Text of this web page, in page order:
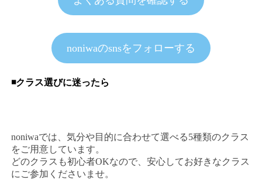
noniwaのsnsをフォローする
◾️クラス選びに迷ったら
noniwaでは、気分や目的に合わせて選べる5種類のクラス
をご用意しています。
どのクラスも初心者OKなので、安心してお好きなクラス
にご参加くださいませ。